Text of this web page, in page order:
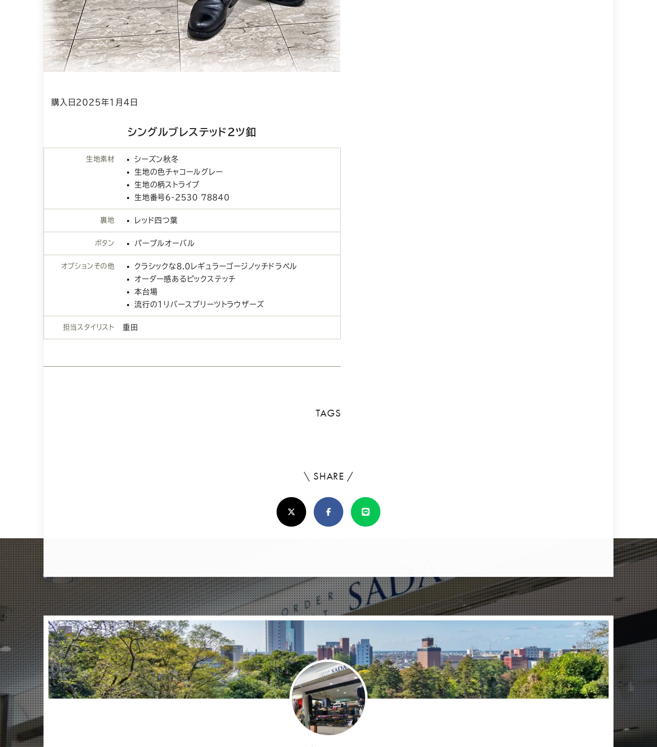
購入日2025年1月4日
シングルブレステッド2ツ釦
生地素材
シーズン秋冬
生地の色チャコールグレー
生地の柄ストライプ
生地番号6-2530 78840
裏地 レッド四つ葉
ボタン パープルオーバル
オプションその他
クラシックな8.０レギュラーゴージノッチドラペル
オーダー感あるピックステッチ
本台場
流行の1リバースプリーツトラウザーズ
担当スタイリスト 重田
TAGS
\ SHARE /
ろ
し
け
シ
ェ
ア
し
て
く
だ
さ
い
X(Twitter)FacebookLine